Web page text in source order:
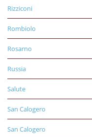
Rizziconi
Rombiolo
Rosarno
Russia
Salute
San Calogero
San Calogero